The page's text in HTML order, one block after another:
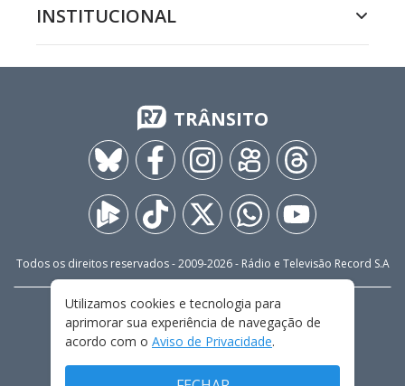
INSTITUCIONAL
TRÂNSITO
Todos os direitos reservados - 2009-2026- Rádio e Televisão Record S.A
FALE CONOSCO
PRIVACIDADE
TERMOS E CONDIÇÕES DE USO
Utilizamos cookies e tecnologia para
aprimorar sua experiência de navegação de
acordo com o Aviso de Privacidade.